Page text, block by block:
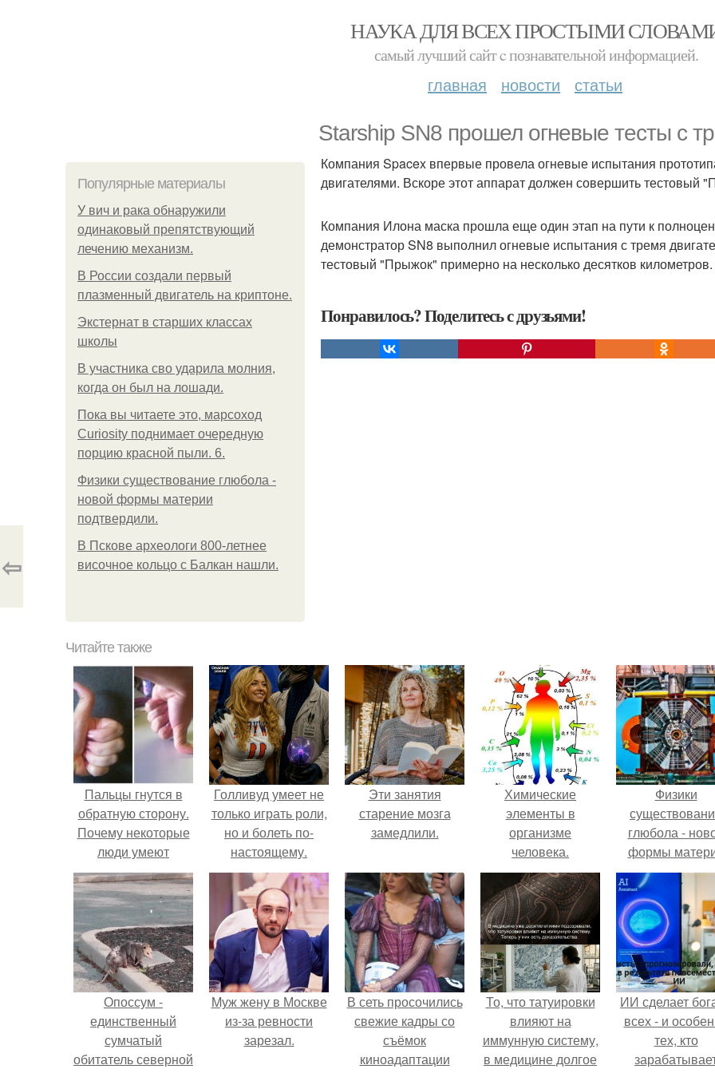
НАУКА ДЛЯ ВСЕХ ПРОСТЫМИ
самый лучший сайт c познавательной информацией.
главная новости статьи
Starship SN8 прошел огневые тесты с
Популярные материалы
У вич и рака обнаружили
одинаковый препятствующий
лечению механизм.
В России создали первый
плазменный двигатель на криптоне.
Экстернат в старших классах
школы
В участника сво ударила молния,
когда он был на лошади.
Пока вы читаете это, марсоход
Curiosity поднимает очередную
порцию красной пыли. 6.
Физики существование глюбола -
новой формы материи
подтвердили.
В Пскове археологи 800-летнее
височное кольцо с Балкан нашли.
Компания Spacex впервые провела огневые испытания
двигателями. Вскоре этот аппарат должен совершить тестовый
Компания Илона маска прошла еще один этап на пути к
демонстратор SN8 выполнил огневые испытания с тремя
тестовый "Прыжок" примерно на несколько десятков километров.
Понравилось? Поделитесь с друзьями!
⇦
Читайте также
Пальцы гнутся в
обратную сторону.
Почему некоторые
люди умеют
выгибать палец в
обратную сторону?
Голливуд умеет не
только играть роли,
но и болеть по-
настоящему.
Эти занятия
старение мозга
замедлили.
Химические
элементы в
организме
человека.
Физики
глюбола -
формы
Опоссум -
единственный
сумчатый
обитатель северной
Mуж жену в Москве
из-за ревности
зарезал.
В сеть просочились
свежие кадры со
съёмок
киноадаптации
То, что татуировки
влияют на
иммунную систему,
в медицине долгое
ИИ сделает
всех - и
тех, кто